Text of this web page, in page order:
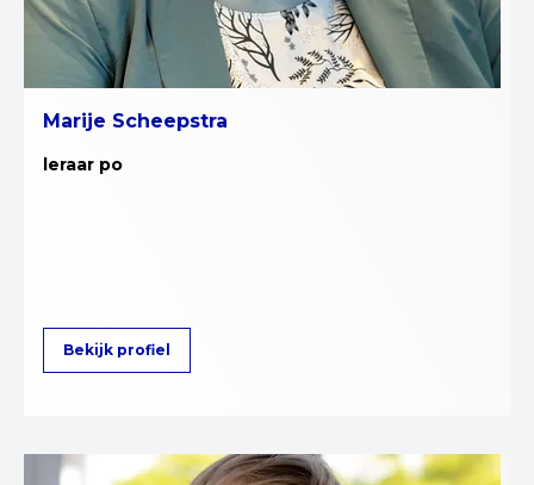
Marije Scheepstra
leraar po
Bekijk profiel